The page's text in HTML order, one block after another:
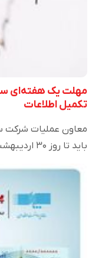
مهلت یک هفته‌ای
تکمیل اطلاعات
معاون عملیات شرکت
باید تا روز ۳۰ اردیبهشت اطلاعات بانکی خود را تکمیل کنند تا…